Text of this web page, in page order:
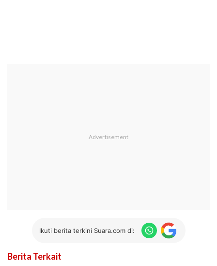
Ikuti berita terkini Suara.com di:
Berita Terkait